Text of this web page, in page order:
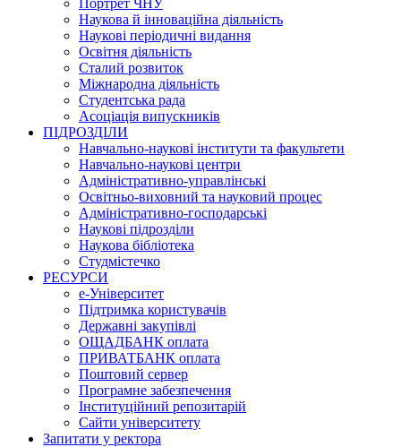
Наукова й інноваційна діяльність
Наукові періодичні видання
Освітня діяльність
Сталий розвиток
Міжнародна діяльність
Студентська рада
Асоціація випускників
ПІДРОЗДІЛИ
Навчально-наукові інститути та факультети
Навчально-наукові центри
Адміністративно-управлінські
Освітньо-виховний та науковий процес
Адміністративно-господарські
Наукові підрозділи
Наукова бібліотека
Студмістечко
РЕСУРСИ
е-Університет
Підтримка користувачів
Державні закупівлі
ОЩАДБАНК оплата
ПРИВАТБАНК оплата
Поштовий сервер
Програмне забезпечення
Інституційний репозитарій
Сайти університету
Запитати у ректора